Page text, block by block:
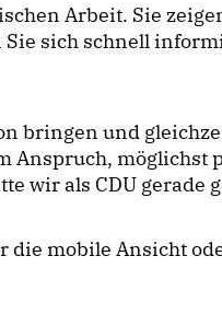
Arbeit. Sie
sich schnell
bringen und
Anspruch,
wir als CDU gerade
die mobile Ansicht